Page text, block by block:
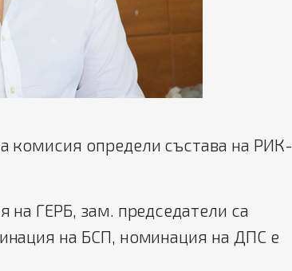
комисия определи състава на РИК-
на ГЕРБ, зам. председатели са
на БСП, номинация на ДПС е